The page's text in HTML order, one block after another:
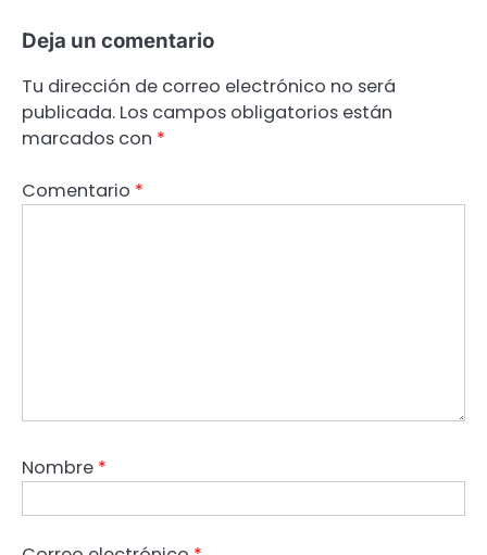
Deja un comentario
Tu dirección de correo electrónico no será
publicada. Los campos obligatorios están
marcados con *
Comentario *
Nombre *